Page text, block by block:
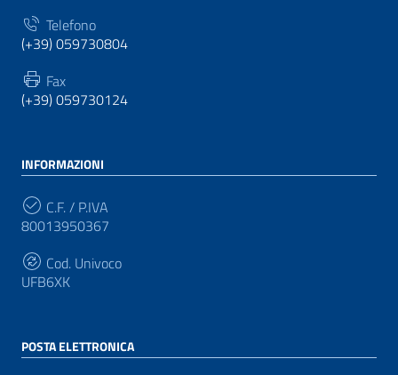
Telefono
(+39) 059730804
Fax
(+39) 059730124
INFORMAZIONI
C.F. / P.IVA
80013950367
Cod. Univoco
UFB6XK
POSTA ELETTRONICA